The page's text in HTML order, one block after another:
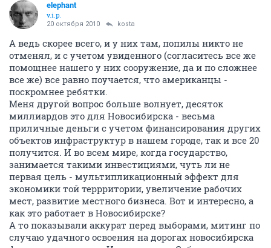
elephant
v.i.p.
20 октября 2010 kosta
А ведь скорее всего, и у них там, попилы никто не
отменял, и с учетом увиденного (согласитесь все же
помощнее нашего у них сооружение, да и по сложнее
все же) все равно поучается, что американцы -
поскромнее ребятки.
Меня другой вопрос больше волнует, десяток
миллиардов это для Новосибирска - весьма
приличные деньги с учетом финансирования других
объектов инфраструктур в нашем городе, так и все 20
получится. И во всем мире, когда государство,
занимается такими инвестициями, чуть ли не
первая цель - мультипликационный эффект для
экономики той террритории, увеличение рабочих
мест, развитие местного бизнеса. Вот и интересно, а
как это работает в Новосибирске?
А то показывали аккурат перед выборами, митинг по
случаю удачного освоения на дорогах новосибирска